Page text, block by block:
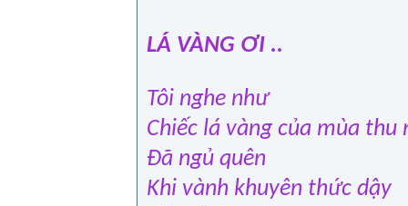
LÁ VÀNG ƠI ..
Tôi nghe như
Chiếc lá vàng của mùa thu
Đã ngủ quên
Khi vành khuyên thức dậy